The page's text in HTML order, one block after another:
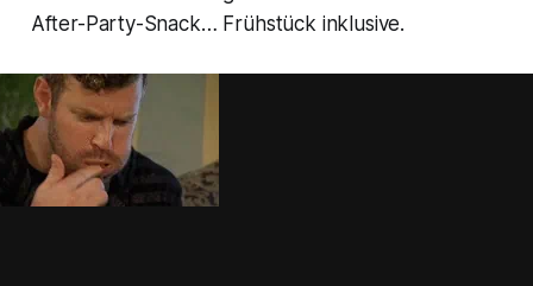
After-Party-Snack… Frühstück inklusive.